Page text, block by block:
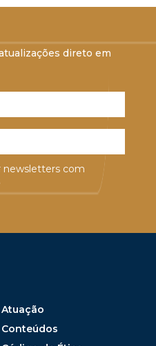
direto em
newsletters com
Atuação
Conteúdos